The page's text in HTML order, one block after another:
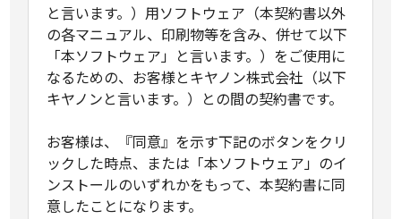
と言います。）用ソフトウェア（本契約書以外
の各マニュアル、印刷物等を含み、併せて以下
「本ソフトウェア」と言います。）をご使用に
なるための、お客様とキヤノン株式会社（以下
キヤノンと言います。）との間の契約書です。
お客様は、『同意』を示す下記のボタンをクリ
ックした時点、または「本ソフトウェア」のイ
ンストールのいずれかをもって、本契約書に同
意したことになります。